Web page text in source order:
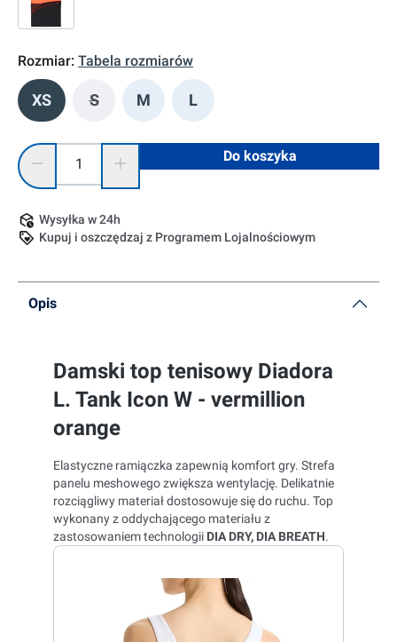
Rozmiar: Tabela rozmiarów
XS S(Ta opcja jest obecnie niedostępna.)
M L
Ilość produktu: Wprowadź żądaną ilość lub użyj
Do koszyka
Wysyłka w 24h
Kupuj i oszczędzaj z Programem Lojalnościowym
Opis
Damski top tenisowy Diadora
L. Tank Icon W - vermillion
orange
Elastyczne ramiączka zapewnią komfort gry. Strefa
panelu meshowego zwiększa wentylację. Delikatnie
rozciągliwy materiał dostosowuje się do ruchu. Top
wykonany z oddychającego materiału z
zastosowaniem technologii DIA DRY, DIA BREATH.